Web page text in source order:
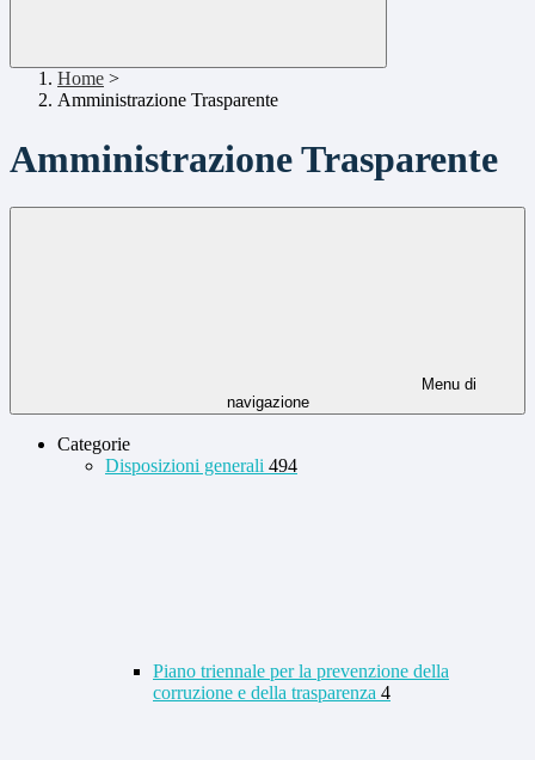
Home >
Amministrazione Trasparente
Amministrazione Trasparente
Menu di
navigazione
Categorie
Disposizioni generali 494
Piano triennale per la prevenzione della
corruzione e della trasparenza 4